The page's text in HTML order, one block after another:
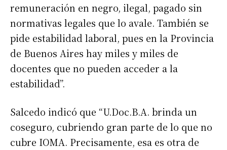
remuneración en negro, ilegal, pagado sin
normativas legales que lo avale. También se
pide estabilidad laboral, pues en la Provincia
de Buenos Aires hay miles y miles de
docentes que no pueden acceder a la
estabilidad”.
Salcedo indicó que “U.Doc.B.A. brinda un
coseguro, cubriendo gran parte de lo que no
cubre IOMA. Precisamente, esa es otra de